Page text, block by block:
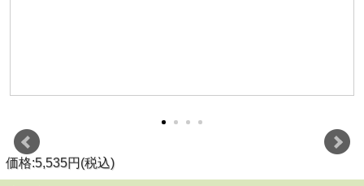
価格:5,535円(税込)